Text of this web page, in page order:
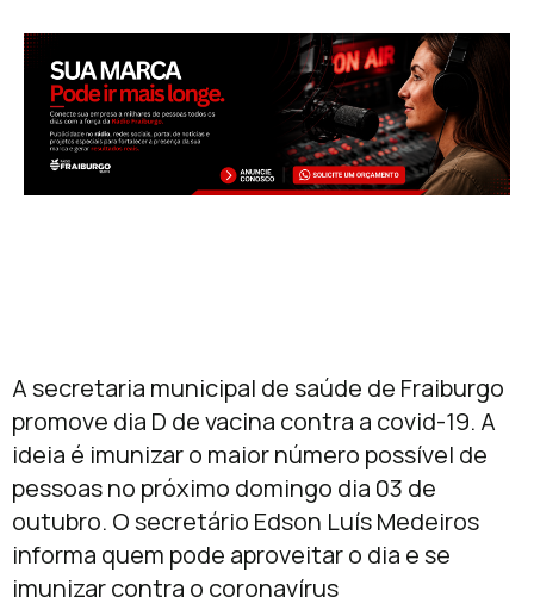
A secretaria municipal de saúde de Fraiburgo
promove dia D de vacina contra a covid-19. A
ideia é imunizar o maior número possível de
pessoas no próximo domingo dia 03 de
outubro. O secretário Edson Luís Medeiros
informa quem pode aproveitar o dia e se
imunizar contra o coronavírus